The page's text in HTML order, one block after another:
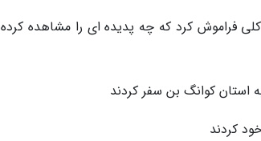
فراموش کرد که چه پدیده ای را مشاهده کرده
کردند